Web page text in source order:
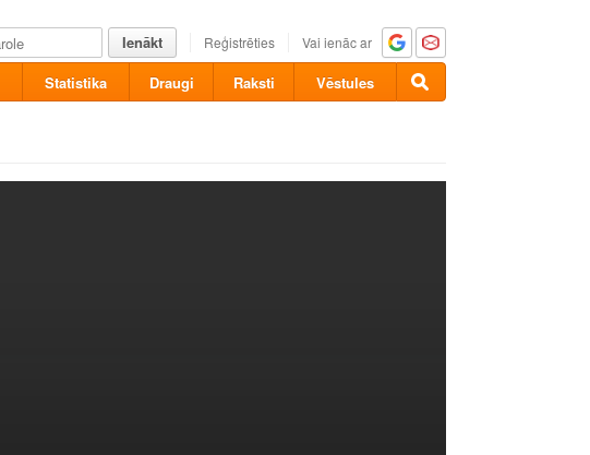
Ienākt Reģistrēties Vai ienāc ar
Statistika Draugi Raksti Vēstules